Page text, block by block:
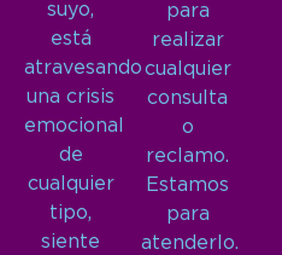
suyo,
está
atravesando
una crisis
emocional
de
cualquier
tipo,
siente
para
realizar
cualquier
consulta
o
reclamo.
Estamos
para
atenderlo.